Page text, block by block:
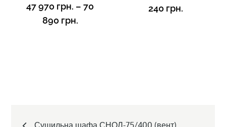
47 970 грн. –70
890 грн.
240 грн.
Post